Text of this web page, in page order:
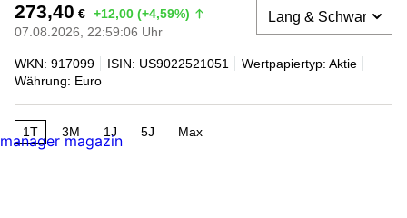
273,40 € +12,00 (+4,59%)
07.08.2026, 22:59:06 Uhr
WKN: 917099 ISIN: US9022521051
Wertpapiertyp: Aktie
Währung: Euro
1T 3M 1J 5J Max
manager magazin